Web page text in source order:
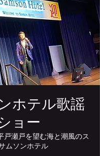
ホテル歌謡
ョー
戸瀬戸を望む海と潮風のス
ムソンホテル